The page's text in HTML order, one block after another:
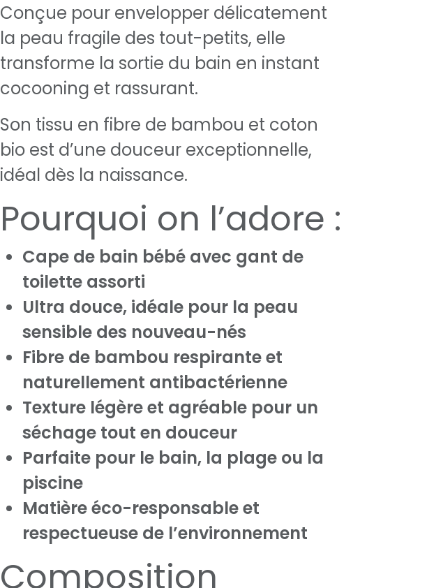
Conçue pour envelopper délicatement
la peau fragile des tout-petits, elle
transforme la sortie du bain en instant
cocooning et rassurant.
Son tissu en fibre de bambou et coton
bio est d’une douceur exceptionnelle,
idéal dès la naissance.
Pourquoi on l’adore :
Cape de bain bébé avec gant de
toilette assorti
Ultra douce, idéale pour la peau
sensible des nouveau-nés
Fibre de bambou respirante et
naturellement antibactérienne
Texture légère et agréable pour un
séchage tout en douceur
Parfaite pour le bain, la plage ou la
piscine
Matière éco-responsable et
respectueuse de l’environnement
Composition